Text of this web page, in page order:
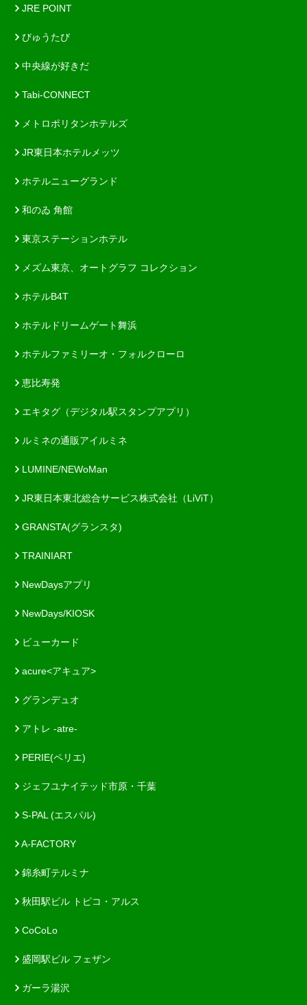
JRE POINT
びゅうたび
中央線が好きだ
Tabi-CONNECT
メトロポリタンホテルズ
JR東日本ホテルメッツ
ホテルニューグランド
和のゐ 角館
東京ステーションホテル
メズム東京、オートグラフ コレクション
ホテルB4T
ホテルドリームゲート舞浜
ホテルファミリーオ・フォルクローロ
恵比寿発
エキタグ（デジタル駅スタンプアプリ）
ルミネの通販アイルミネ
LUMINE/NEWoMan
JR東日本東北総合サービス株式会社（LiViT）
GRANSTA(グランスタ)
TRAINIART
NewDaysアプリ
NewDays/KIOSK
ビューカード
acure<アキュア>
グランデュオ
アトレ -atre-
PERIE(ペリエ)
ジェフユナイテッド市原・千葉
S-PAL (エスパル)
A-FACTORY
錦糸町テルミナ
秋田駅ビル トピコ・アルス
CoCoLo
盛岡駅ビル フェザン
ガーラ湯沢